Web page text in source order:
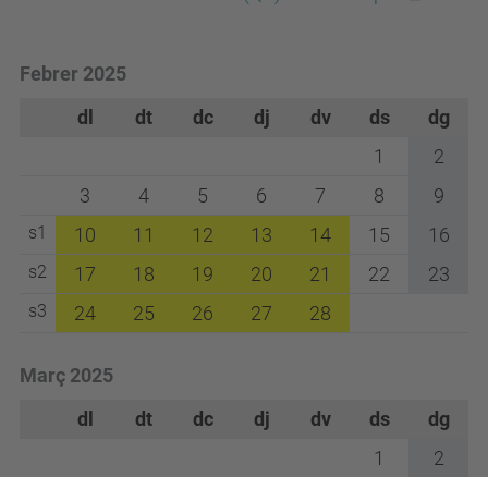
Febrer 2025
dl
dt dc dj dv ds
dg
1
2
3
4 5 6 7 8 9
s1 10 11 12 13 14 15 16
s2 17 18 19 20 21 22 23
s3 24 25 26 27 28
Març 2025
dl
dt dc dj dv ds
dg
1
2